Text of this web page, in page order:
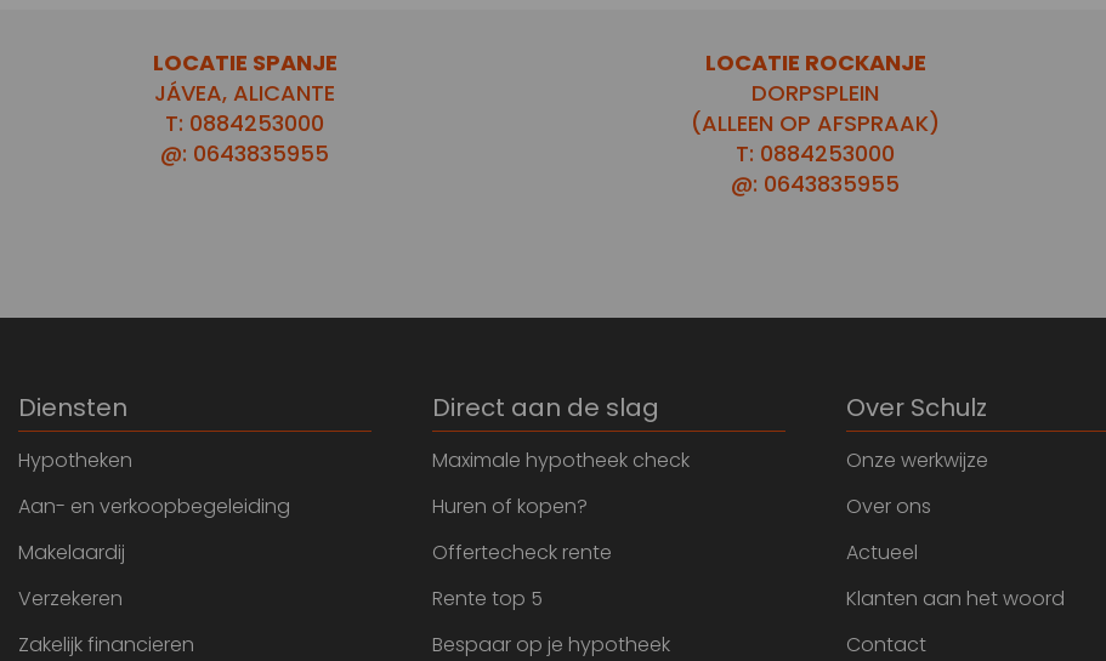
LOCATIE SPANJE
JÁVEA, ALICANTE
T: 0884253000
@: 0643835955
LOCATIE ROCKANJE
DORPSPLEIN
(ALLEEN OP AFSPRAAK)
T: 0884253000
@: 0643835955
Diensten
Hypotheken
Aan- en verkoopbegeleiding
Makelaardij
Verzekeren
Zakelijk financieren
Direct aan de slag
Maximale hypotheek check
Huren of kopen?
Offertecheck rente
Rente top 5
Bespaar op je hypotheek
Over Schulz
Onze werkwijze
Over ons
Actueel
Klanten aan het woord
Contact